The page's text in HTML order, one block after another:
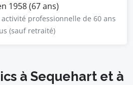
1958 (67 ans)
professionnelle de 60 ans
(sauf retraité)
à Sequehart et à